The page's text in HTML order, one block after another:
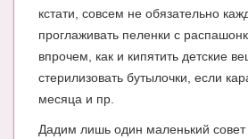
кстати, совсем не обязательно
проглаживать пеленки с
впрочем, как и кипятить детские
стерилизовать бутылочки, если
месяца и пр.
Дадим лишь один маленький